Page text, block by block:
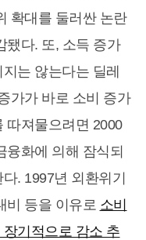
확대를 둘러싼 논란
됐다. 또, 소득 증가
는 않는다는 딜레
가가 바로 소비 증가
따져물으려면 2000
융화에 의해 잠식되
. 1997년 외환위기
비 등을 이유로 소비
기적으로 감소 추